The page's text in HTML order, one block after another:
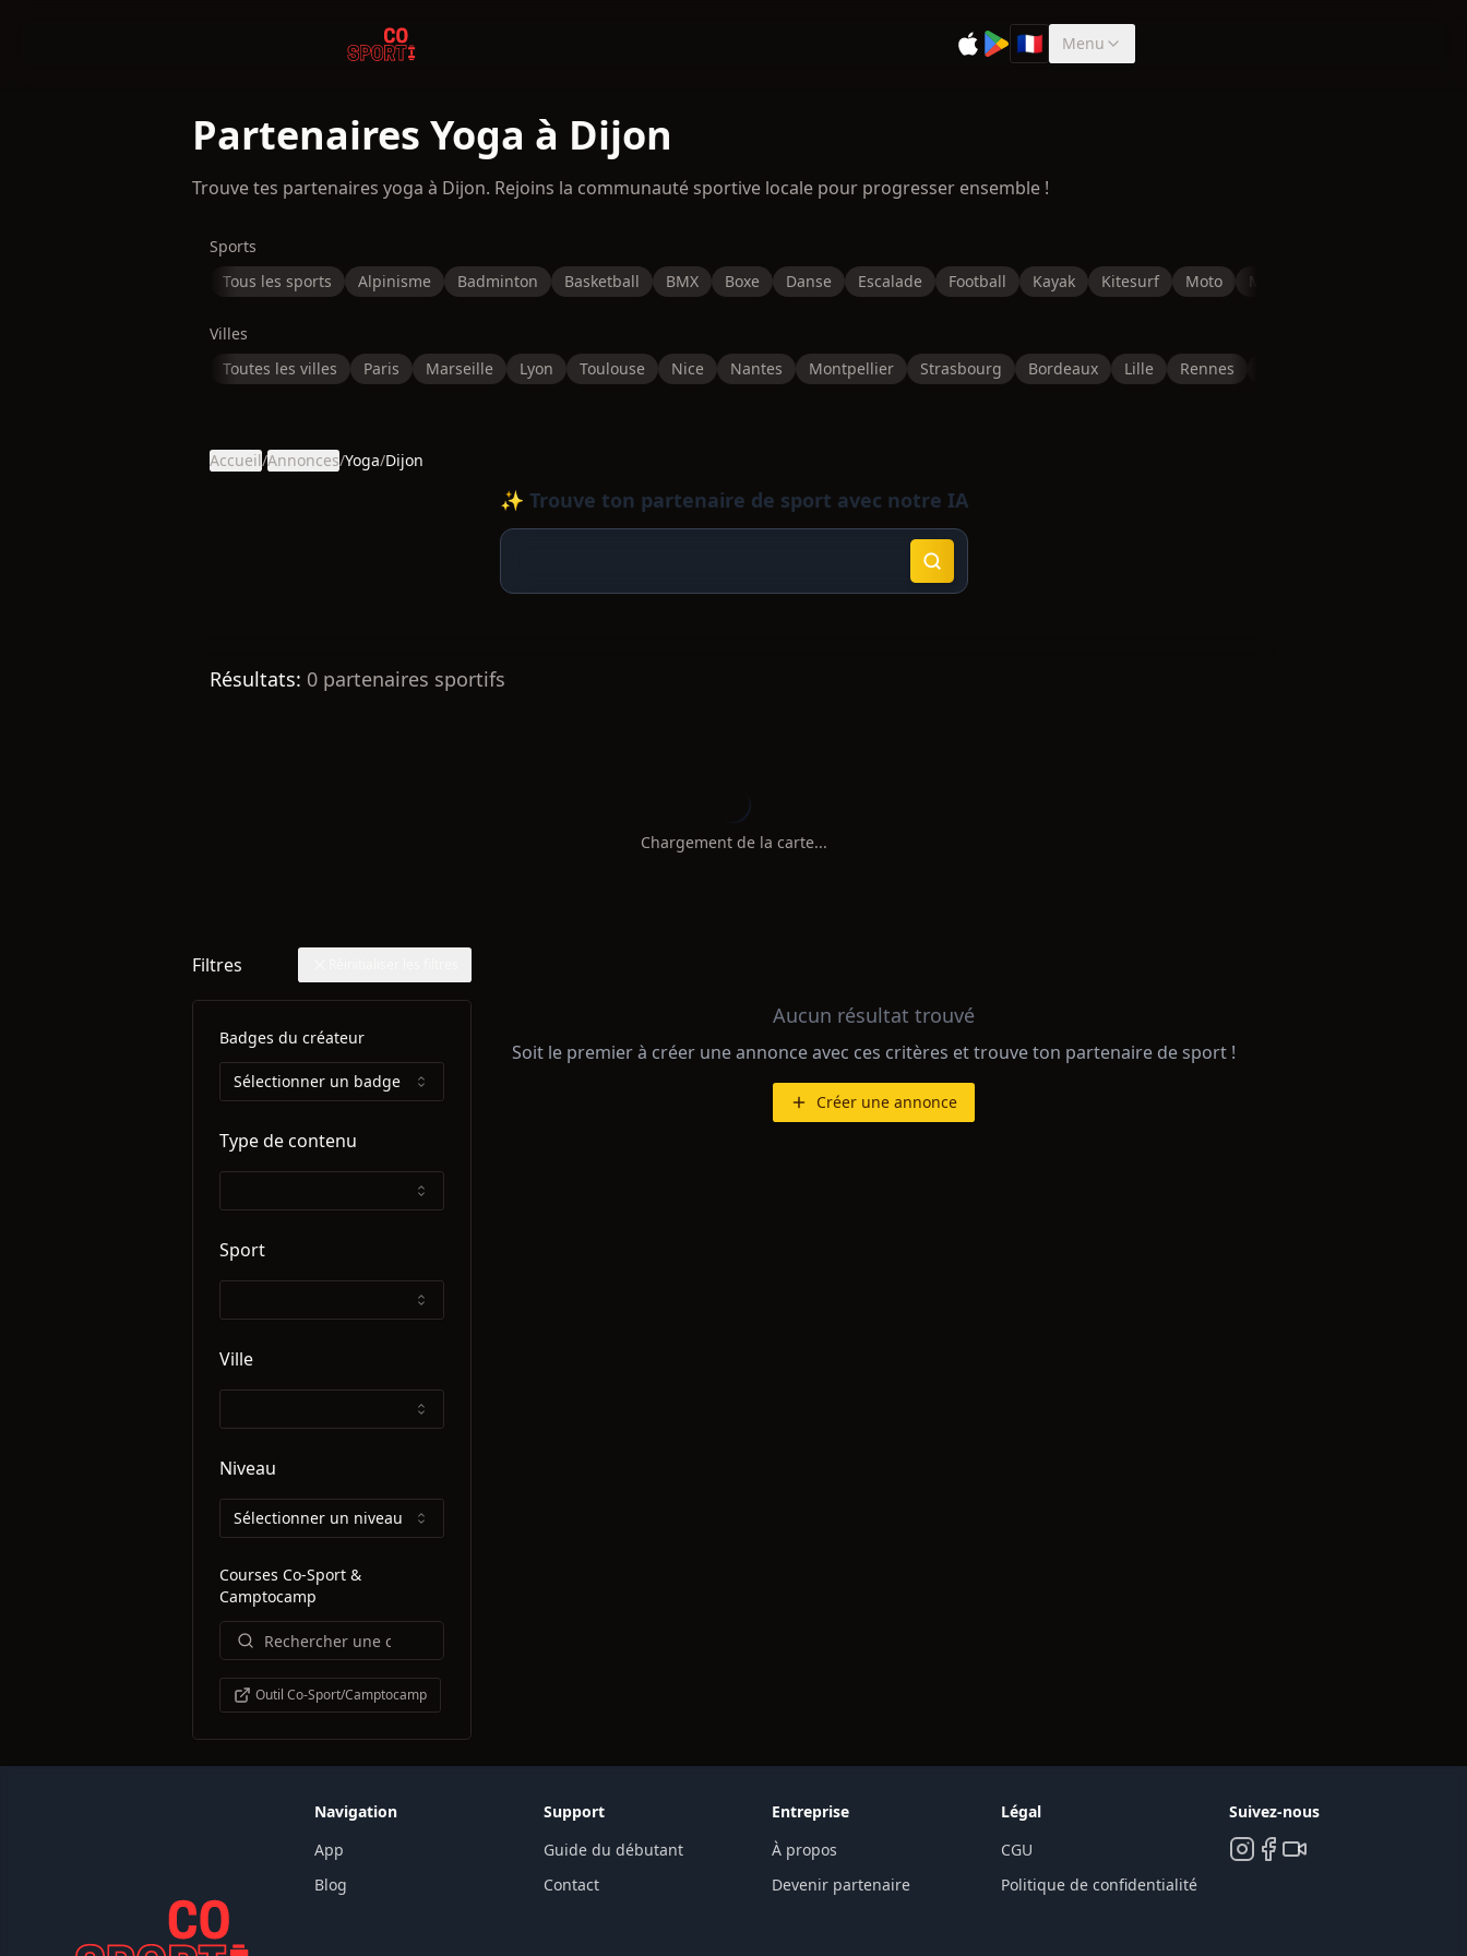
🇫🇷Sélectionner la langue
Menu
Partenaires Yoga à Dijon
Trouve tes partenaires yoga à Dijon. Rejoins la communauté sportive locale pour progresser ensemble !
Sports
Tous les sports
Alpinisme Badminton Basketball BMX Boxe Danse Escalade Football Kayak Kitesurf Moto Musculation
Villes
Toutes les villes
Paris Marseille Lyon Toulouse Nice Nantes Montpellier Strasbourg Bordeaux Lille Rennes
Accueil/Annonces/Yoga/Dijon
✨ Trouve ton partenaire de sport avec notre IA
Résultats: 0 partenaires sportifs
Chargement de la carte...
Filtres
Badges du créateur
Sélectionner un badge
Type de contenu
Sport
Ville
Niveau
Sélectionner un niveau
Courses Co-Sport &
Camptocamp
Outil Co-Sport/Camptocamp
Aucun résultat trouvé
Soit le premier à créer une annonce avec ces critères et trouve ton partenaire de sport !
Créer une annonce
Navigation
App
Blog
Support
Guide du débutant
Contact
Entreprise
À propos
Devenir partenaire
Légal
CGU
Politique de confidentialité
Suivez-nous